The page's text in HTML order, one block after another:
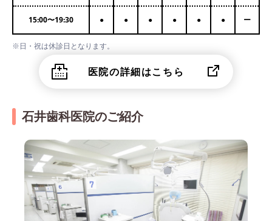
15:00〜19:30 ● ● ● ● ● ● ー
※日・祝は休診日となります。
医院の詳細はこちら
石井歯科医院のご紹介